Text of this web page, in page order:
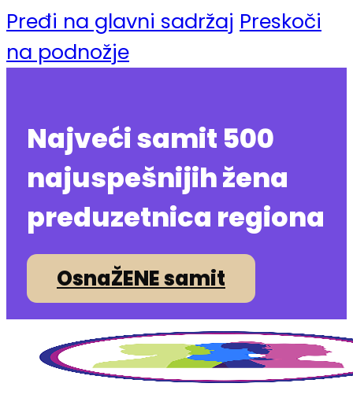
Pređi na glavni sadržaj Preskoči
na podnožje
Najveći samit 500
najuspešnijih žena
preduzetnica regiona
OsnaŽENE samit